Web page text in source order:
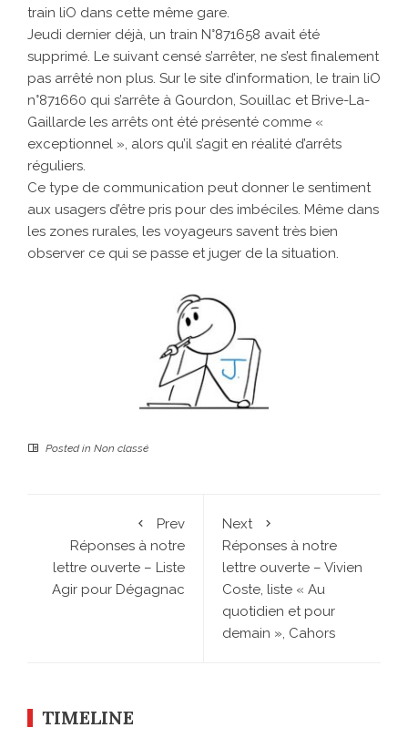
train liO dans cette même gare.
Jeudi dernier déjà, un train N°871658 avait été
supprimé. Le suivant censé s’arrêter, ne s’est finalement
pas arrêté non plus. Sur le site d’information, le train liO
n°871660 qui s’arrête à Gourdon, Souillac et Brive-La-
Gaillarde les arrêts ont été présenté comme «
exceptionnel », alors qu’il s’agit en réalité d’arrêts
réguliers.
Ce type de communication peut donner le sentiment
aux usagers d’être pris pour des imbéciles. Même dans
les zones rurales, les voyageurs savent très bien
observer ce qui se passe et juger de la situation.
Posted in Non classé
Prev
Réponses à notre
lettre ouverte – Liste
Agir pour Dégagnac
Next
Réponses à notre
lettre ouverte – Vivien
Coste, liste « Au
quotidien et pour
demain », Cahors
TIMELINE